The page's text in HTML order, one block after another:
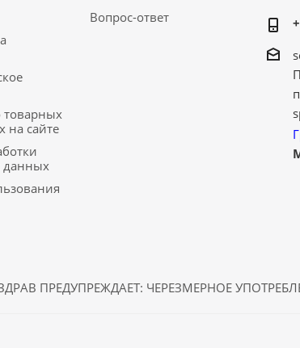
на сайте
данных
Вопрос-ответ
ПРЕДУПРЕЖДАЕТ: ЧЕРЕЗМЕРНОЕ